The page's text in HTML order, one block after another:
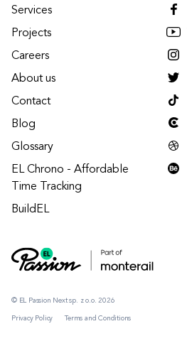
© EL Passion Next sp. z o.o. 2026
Privacy Policy Terms and Conditions
Services
Projects
Careers
About us
Contact
Blog
Glossary
EL Chrono - Affordable
Time Tracking
BuildEL